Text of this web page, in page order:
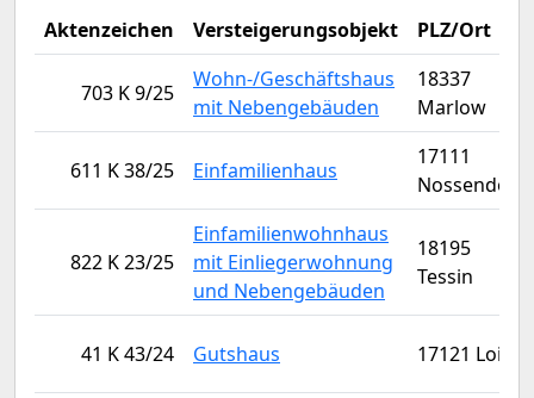
Aktenzeichen Versteigerungsobjekt PLZ/Ort
703 K 9/25
Wohn-/Geschäftshaus
mit Nebengebäuden
18337
Marlow
611 K 38/25 Einfamilienhaus
17111
Nossendorf
822 K 23/25
Einfamilienwohnhaus
mit Einliegerwohnung
und Nebengebäuden
18195
Tessin
41 K 43/24 Gutshaus 17121 Loitz